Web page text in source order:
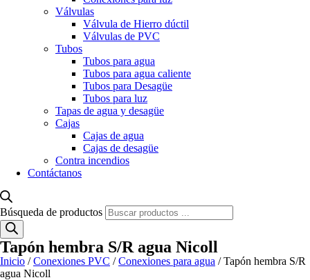
Válvulas
Válvula de Hierro dúctil
Válvulas de PVC
Tubos
Tubos para agua
Tubos para agua caliente
Tubos para Desagüe
Tubos para luz
Tapas de agua y desagüe
Cajas
Cajas de agua
Cajas de desagüe
Contra incendios
Contáctanos
Búsqueda de productos
Tapón hembra S/R agua Nicoll
Inicio /Conexiones PVC /Conexiones para agua / Tapón hembra S/R
agua Nicoll